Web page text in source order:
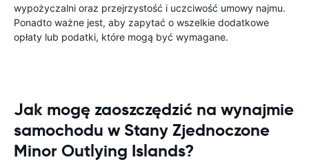
wypożyczalni oraz przejrzystość i uczciwość umowy najmu.
Ponadto ważne jest, aby zapytać o wszelkie dodatkowe
opłaty lub podatki, które mogą być wymagane.
Jak mogę zaoszczędzić na wynajmie
samochodu w Stany Zjednoczone
Minor Outlying Islands?